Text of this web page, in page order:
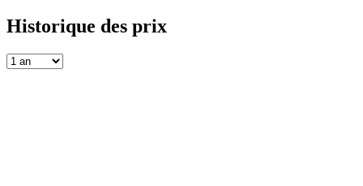
Historique des prix